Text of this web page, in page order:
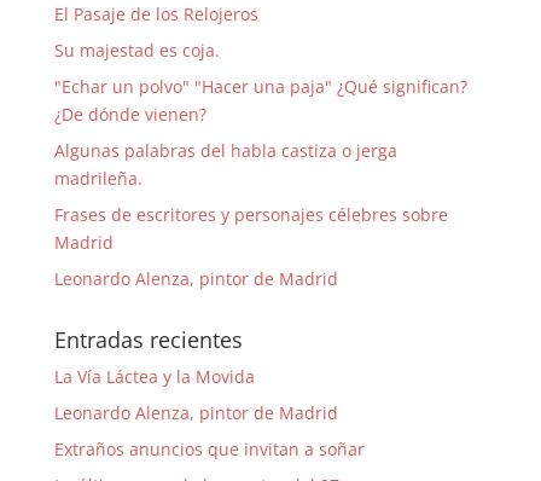
El Pasaje de los Relojeros
Su majestad es coja.
"Echar un polvo" "Hacer una paja" ¿Qué significan?
¿De dónde vienen?
Algunas palabras del habla castiza o jerga
madrileña.
Frases de escritores y personajes célebres sobre
Madrid
Leonardo Alenza, pintor de Madrid
Entradas recientes
La Vía Láctea y la Movida
Leonardo Alenza, pintor de Madrid
Extraños anuncios que invitan a soñar